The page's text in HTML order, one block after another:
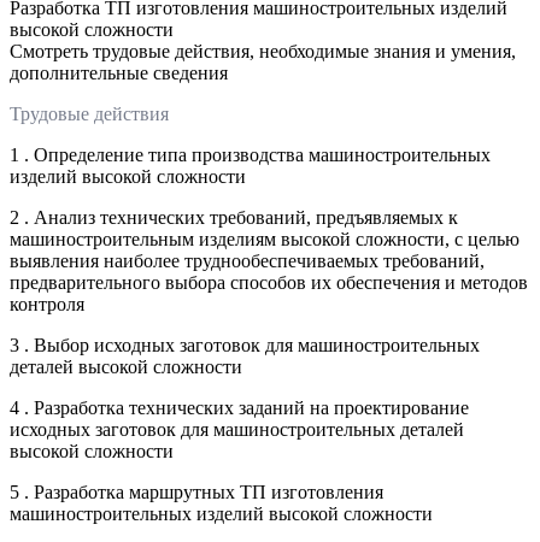
Разработка ТП изготовления машиностроительных изделий
высокой сложности
Смотреть трудовые действия, необходимые знания и умения,
дополнительные сведения
Трудовые действия
1 . Определение типа производства машиностроительных
изделий высокой сложности
2 . Анализ технических требований, предъявляемых к
машиностроительным изделиям высокой сложности, с целью
выявления наиболее труднообеспечиваемых требований,
предварительного выбора способов их обеспечения и методов
контроля
3 . Выбор исходных заготовок для машиностроительных
деталей высокой сложности
4 . Разработка технических заданий на проектирование
исходных заготовок для машиностроительных деталей
высокой сложности
5 . Разработка маршрутных ТП изготовления
машиностроительных изделий высокой сложности